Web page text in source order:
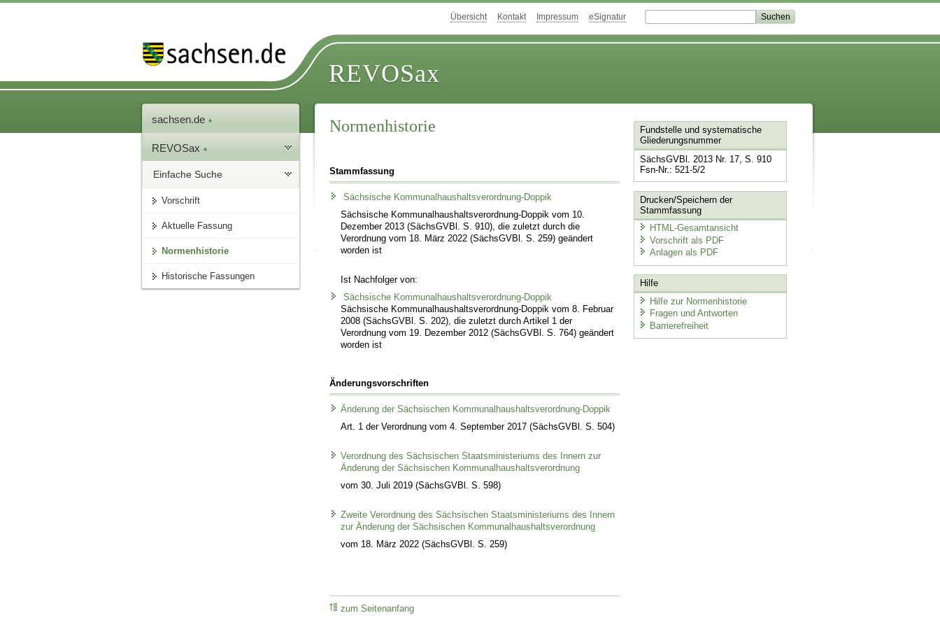
Übersicht Kontakt Impressum eSignatur
REVOSax
sachsen.de
REVOSax
Einfache Suche
Vorschrift
Aktuelle Fassung
Normenhistorie
Historische Fassungen
Normenhistorie
Stammfassung
Sächsische Kommunalhaushaltsverordnung-Doppik
Sächsische Kommunalhaushaltsverordnung-Doppik vom 10.
Dezember 2013 (SächsGVBl. S. 910), die zuletzt durch die
Verordnung vom 18. März 2022 (SächsGVBl. S. 259) geändert
worden ist
Ist Nachfolger von:
Sächsische Kommunalhaushaltsverordnung-Doppik
Sächsische Kommunalhaushaltsverordnung-Doppik vom 8. Februar
2008 (SächsGVBl. S. 202), die zuletzt durch Artikel 1 der
Verordnung vom 19. Dezember 2012 (SächsGVBl. S. 764) geändert
worden ist
Änderungsvorschriften
Änderung der Sächsischen Kommunalhaushaltsverordnung-Doppik
Art. 1 der Verordnung vom 4. September 2017 (SächsGVBl. S. 504)
Verordnung des Sächsischen Staatsministeriums des Innern zur
Änderung der Sächsischen Kommunalhaushaltsverordnung
vom 30. Juli 2019 (SächsGVBl. S. 598)
Zweite Verordnung des Sächsischen Staatsministeriums des Innern
zur Änderung der Sächsischen Kommunalhaushaltsverordnung
vom 18. März 2022 (SächsGVBl. S. 259)
zum Seitenanfang
Fundstelle und systematische
Gliederungsnummer
SächsGVBl. 2013 Nr. 17, S. 910
Fsn-Nr.: 521-5/2
Drucken/Speichern der
Stammfassung
HTML-Gesamtansicht
Vorschrift als PDF
Anlagen als PDF
Hilfe
Hilfe zur Normenhistorie
Fragen und Antworten
Barrierefreiheit